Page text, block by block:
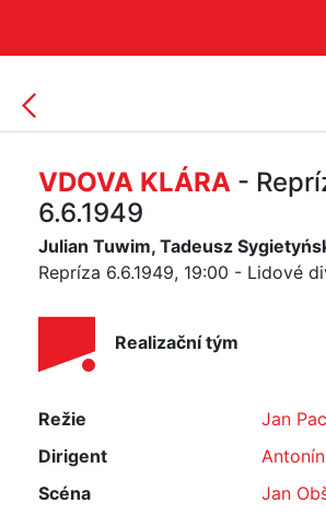
VDOVA KLÁRA -
6.6.1949
Julian Tuwim, Tadeusz
Repríza 6.6.1949, 19:00 - Lidové
Realizační tým
Režie
Jan
Dirigent
Scéna
Jan